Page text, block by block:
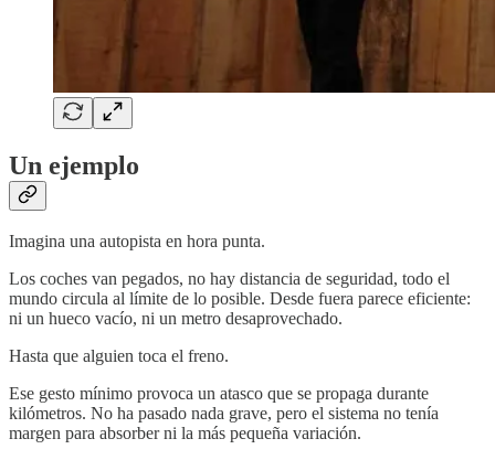
Un ejemplo
Imagina una autopista en hora punta.
Los coches van pegados, no hay distancia de seguridad, todo el
mundo circula al límite de lo posible. Desde fuera parece eficiente:
ni un hueco vacío, ni un metro desaprovechado.
Hasta que alguien toca el freno.
Ese gesto mínimo provoca un atasco que se propaga durante
kilómetros. No ha pasado nada grave, pero el sistema no tenía
margen para absorber ni la más pequeña variación.